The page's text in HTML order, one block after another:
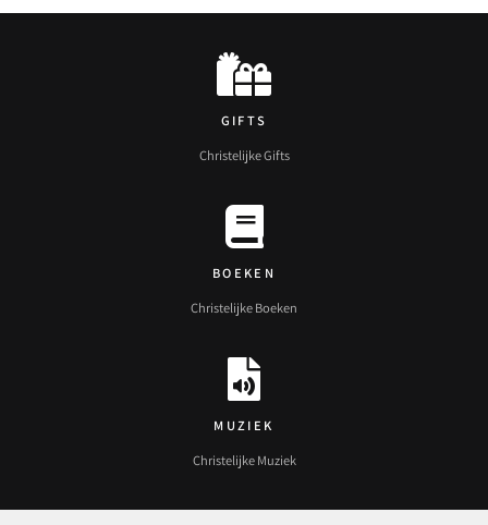
GIFTS
Christelijke Gifts
BOEKEN
Christelijke Boeken
MUZIEK
Christelijke Muziek